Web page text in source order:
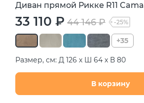
Диван прямой Рикке R11
33 110 ₽ 44 146 ₽ -25%
+35
Размер, см: Д 126 х Ш 64 х В 80
В корзину